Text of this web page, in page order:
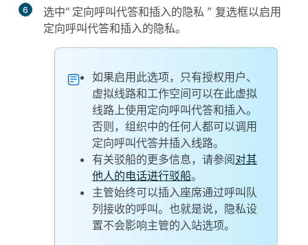
6 选中“ 定向呼叫代答和插入的隐私 ” 复选框以启用
定向呼叫代答和插入的隐私。
如果启用此选项，只有授权用户、
虚拟线路和工作空间可以在此虚拟
线路上使用定向呼叫代答和插入。
否则，组织中的任何人都可以调用
定向呼叫代答并插入线路。
有关驳船的更多信息，请参阅对其
他人的电话进行驳船。
主管始终可以插入座席通过呼叫队
列接收的呼叫。也就是说，隐私设
置不会影响主管的入站选项。